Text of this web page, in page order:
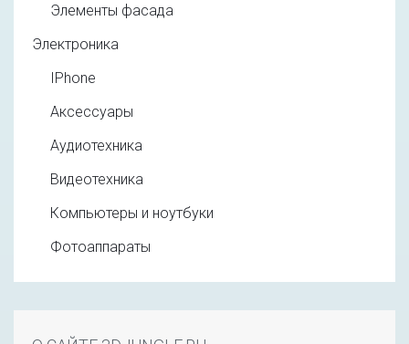
Элементы фасада
Электроника
IPhone
Аксессуары
Аудиотехника
Видеотехника
Компьютеры и ноутбуки
Фотоаппараты